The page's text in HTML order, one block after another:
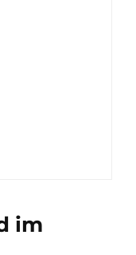
im